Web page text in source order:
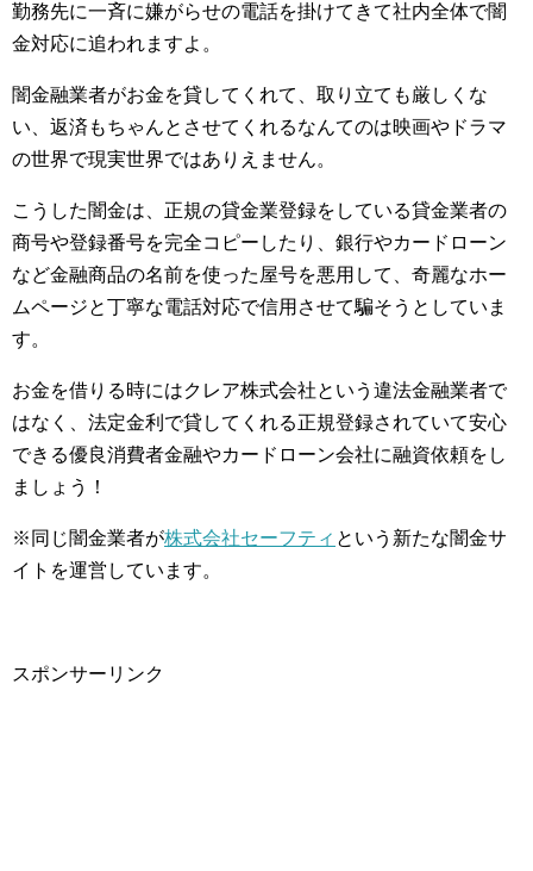
勤務先に一斉に嫌がらせの電話を掛けてきて社内全体で闇
金対応に追われますよ。
闇金融業者がお金を貸してくれて、取り立ても厳しくな
い、返済もちゃんとさせてくれるなんてのは映画やドラマ
の世界で現実世界ではありえません。
こうした闇金は、正規の貸金業登録をしている貸金業者の
商号や登録番号を完全コピーしたり、銀行やカードローン
など金融商品の名前を使った屋号を悪用して、奇麗なホー
ムページと丁寧な電話対応で信用させて騙そうとしていま
す。
お金を借りる時にはクレア株式会社という違法金融業者で
はなく、法定金利で貸してくれる正規登録されていて安心
できる優良消費者金融やカードローン会社に融資依頼をし
ましょう！
※同じ闇金業者が株式会社セーフティ という新たな闇金サ
イトを運営しています。
スポンサーリンク